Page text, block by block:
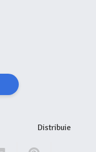
Distribuie